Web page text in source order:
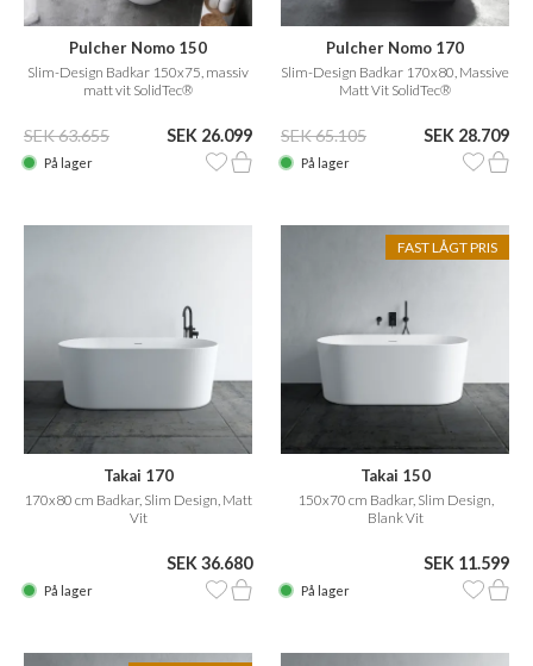
Pulcher Nomo 150
Slim-Design Badkar 150x75, massiv
matt vit SolidTec®
SEK 63.655 SEK 26.099
På lager
Pulcher Nomo 170
Slim-Design Badkar 170x80, Massive
Matt Vit SolidTec®
SEK 65.105 SEK 28.709
På lager
Takai 170
170x80 cm Badkar, Slim Design, Matt
Vit
SEK 36.680
På lager
FAST LÅGT PRIS
Takai 150
150x70 cm Badkar, Slim Design,
Blank Vit
SEK 11.599
På lager